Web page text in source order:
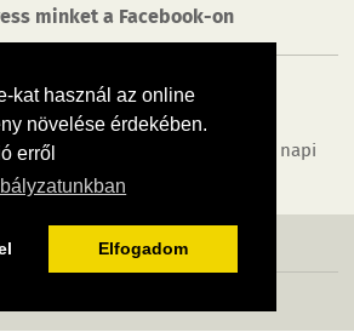
kat használ az online
növelése érdekében.
erről
Elfogadom
minket a Facebook-on
Hírek, programok, képek, napi
ami Dombóvár
ADATVÉDELEM IMPRESSZUM RÓLUNK